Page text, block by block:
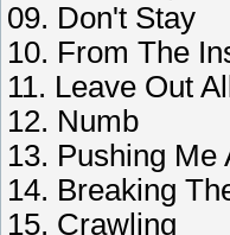
09. Don't Stay
10. From The
11. Leave Out
12. Numb
13. Pushing Me
14. Breaking
15. Crawling